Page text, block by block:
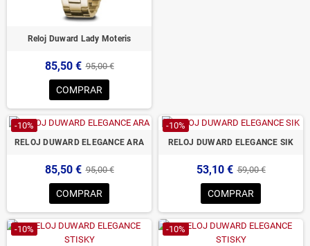
Reloj Duward Lady Moteris
85,50 € 95,00 €
COMPRAR
-10%
RELOJ DUWARD ELEGANCE ARA
85,50 € 95,00 €
COMPRAR
-10%
RELOJ DUWARD ELEGANCE SIK
53,10 € 59,00 €
COMPRAR
-10% -10%